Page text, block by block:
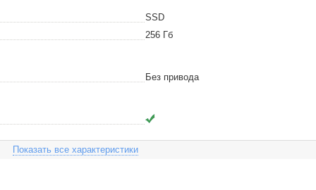
SSD
256 Гб
Без привода
Показать все характеристики